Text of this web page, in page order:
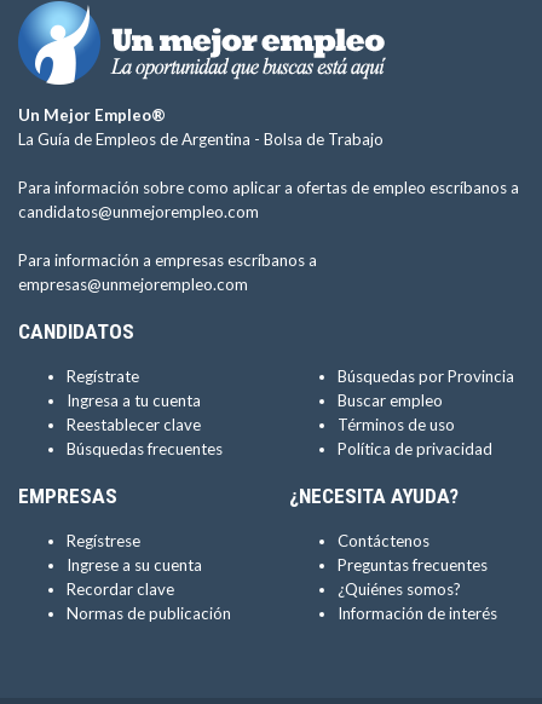
Un Mejor Empleo®
La Guía de Empleos de Argentina - Bolsa de Trabajo
Para información sobre como aplicar a ofertas de empleo escríbanos a
candidatos@unmejorempleo.com
Para información a empresas escríbanos a
empresas@unmejorempleo.com
CANDIDATOS
Regístrate
Ingresa a tu cuenta
Reestablecer clave
Búsquedas frecuentes
Búsquedas por Provincia
Buscar empleo
Términos de uso
Política de privacidad
EMPRESAS
Regístrese
Ingrese a su cuenta
Recordar clave
Normas de publicación
¿NECESITA AYUDA?
Contáctenos
Preguntas frecuentes
¿Quiénes somos?
Información de interés